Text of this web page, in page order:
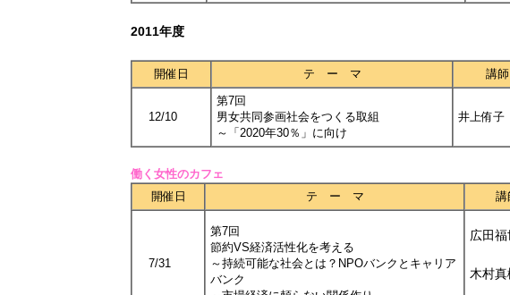
2011年度
開催日 テ ー マ 講師
12/10
第7回
男女共同参画社会をつくる取組
～「2020年30％」に向け
井上侑子
働く女性のカフェ
開催日
テ ー マ 講
7/31
第7回
節約VS経済活性化を考える
～持続可能な社会とは？NPOバンクとキャリア
バンク
広田福
木村真